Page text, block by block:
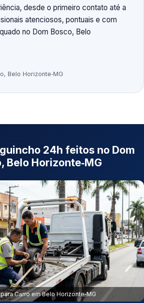
desde o primeiro contato até a
atenciosos, pontuais e com
no Dom Bosco, Belo
Belo Horizonte‑MG
24h feitos no Dom
Belo Horizonte‑MG
Carro em Belo Horizonte‑MG